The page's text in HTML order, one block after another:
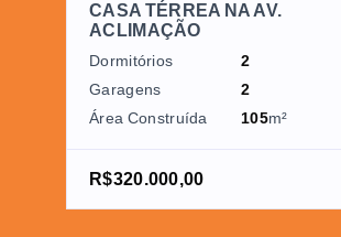
CASA TÉRREA NA AV.
ACLIMAÇÃO
Dormitórios
2
Garagens
2
Área Construída
105m²
R$320.000,00